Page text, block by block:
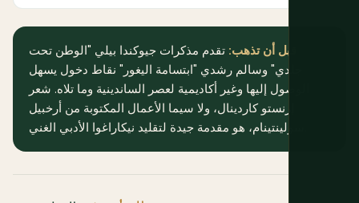
قبل أن تذهب: تقدم مذكرات جيوكندا بيلي "الوطن تحت
جلدي" وسالم رشدي "ابتسامة اليغور" نقاط دخول يسهل
الوصول إليها وغير أكاديمية لعصر الساندينية وما تلاه. شعر
إرنستو كاردينال، ولا سيما الأعمال المكتوبة من أرخبيل